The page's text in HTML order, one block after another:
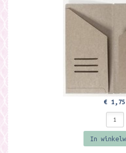
€ 1,75
In